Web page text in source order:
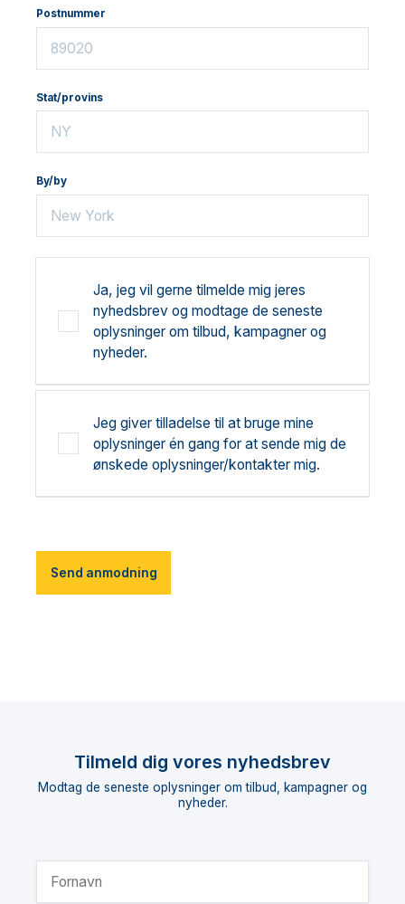
Postnummer
Stat/provins
By/by
Ja, jeg vil gerne tilmelde mig jeres
nyhedsbrev og modtage de seneste
oplysninger om tilbud, kampagner og
nyheder.
Jeg giver tilladelse til at bruge mine
oplysninger én gang for at sende mig de
ønskede oplysninger/kontakter mig.
Send anmodning
Tilmeld dig vores nyhedsbrev
Modtag de seneste oplysninger om tilbud, kampagner og
nyheder.